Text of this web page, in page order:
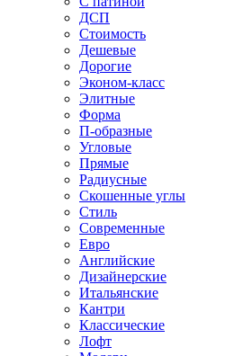
ДСП
Стоимость
Дешевые
Дорогие
Эконом-класс
Элитные
Форма
П-образные
Угловые
Прямые
Радиусные
Скошенные углы
Стиль
Современные
Евро
Английские
Дизайнерские
Итальянские
Кантри
Классические
Лофт